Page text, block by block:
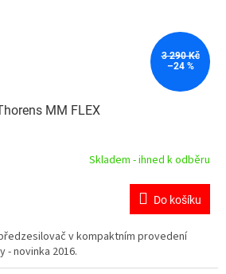
3 290 Kč
–24 %
MM FLEX
Skladem - ihned k odběru
Do košíku
v kompaktním provedení
- novinka 2016.